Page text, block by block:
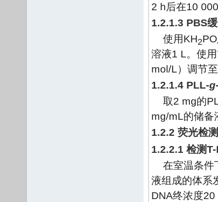
2 h后在10
1.2.1.3 PBS
使用KH2PO
溶液1 L。使
mol/L）调节
1.2.1.4 PLL-g
取2 mg的
mg/mL的储
1.2.2 荧光检测
1.2.2.1 检测
在室温条件
液组成的体系
DNA终浓度